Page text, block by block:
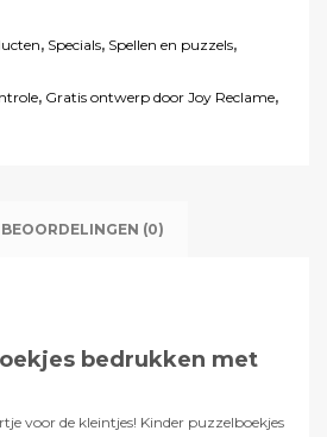
, Specials, Spellen en puzzels,
, Gratis ontwerp door Joy Reclame,
BEOORDELINGEN (0)
bedrukken met
voor de kleintjes! Kinder puzzelboekjes